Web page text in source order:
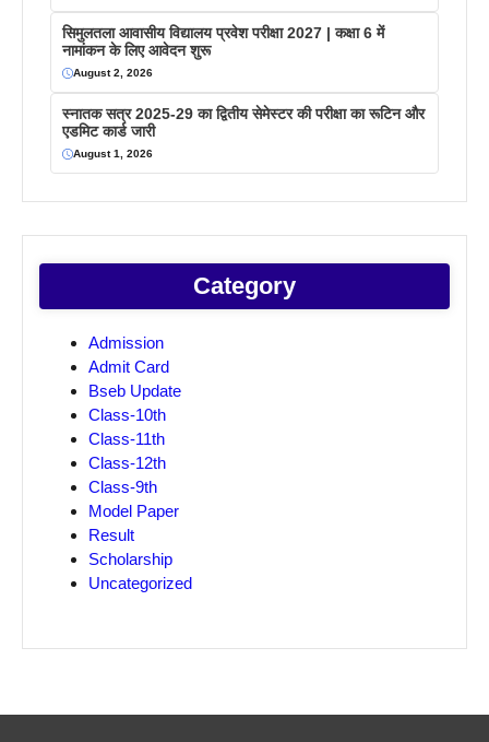
सिमुलतला आवासीय विद्यालय प्रवेश परीक्षा 2027 | कक्षा 6 में
नामांकन के लिए आवेदन शुरू
August 2, 2026
स्नातक सत्र 2025-29 का द्वितीय सेमेस्टर की परीक्षा का रूटिन और
एडमिट कार्ड जारी
August 1, 2026
Category
Admission
Admit Card
Bseb Update
Class-10th
Class-11th
Class-12th
Class-9th
Model Paper
Result
Scholarship
Uncategorized